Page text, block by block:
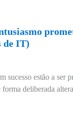
de IT)
sucesso estão a ser
deliberada